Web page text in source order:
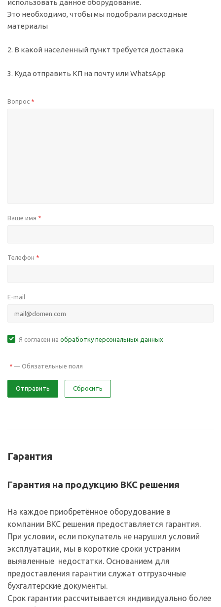
использовать данное оборудование.
Это необходимо, чтобы мы подобрали расходные
материалы
2. В какой населенный пункт требуется доставка
3. Куда отправить КП на почту или WhatsApp
Вопрос *
Ваше имя *
Телефон *
E-mail
Я согласен на обработку персональных данных
* — Обязательные поля
Отправить Сбросить
Гарантия
Гарантия на продукцию ВКС решения
На каждое приобретённое оборудование в
компании ВКС решения предоставляется гарантия.
При условии, если покупатель не нарушил условий
эксплуатации, мы в короткие сроки устраним
выявленные недостатки. Основанием для
предоставления гарантии служат отгрузочные
бухгалтерские документы.
Срок гарантии рассчитывается индивидуально более